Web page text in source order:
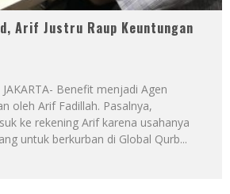
Arif Justru Raup Keuntungan
JAKARTA- Benefit menjadi Agen
oleh Arif Fadillah. Pasalnya,
ke rekening Arif karena usahanya
untuk berkurban di Global Qurb...